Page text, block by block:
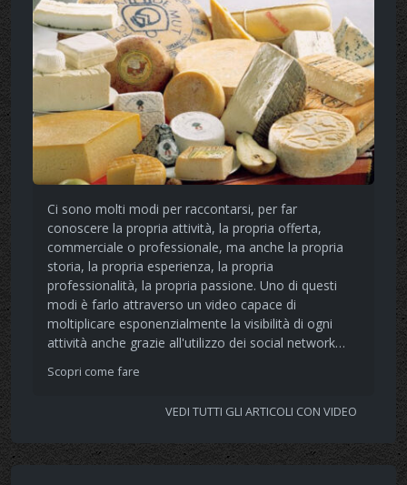
Ci sono molti modi per raccontarsi, per far
conoscere la propria attività, la propria offerta,
commerciale o professionale, ma anche la propria
storia, la propria esperienza, la propria
professionalità, la propria passione. Uno di questi
modi è farlo attraverso un video capace di
moltiplicare esponenzialmente la visibilità di ogni
attività anche grazie all'utilizzo dei social network…
Scopri come fare
VEDI TUTTI GLI ARTICOLI CON VIDEO